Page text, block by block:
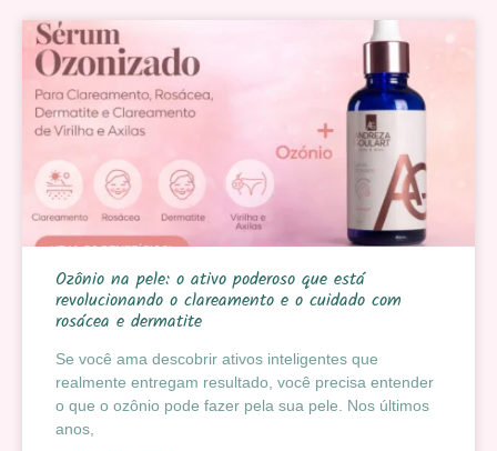
Ozônio na pele: o ativo poderoso que está
revolucionando o clareamento e o cuidado com
rosácea e dermatite
Se você ama descobrir ativos inteligentes que
realmente entregam resultado, você precisa entender
o que o ozônio pode fazer pela sua pele. Nos últimos
anos,